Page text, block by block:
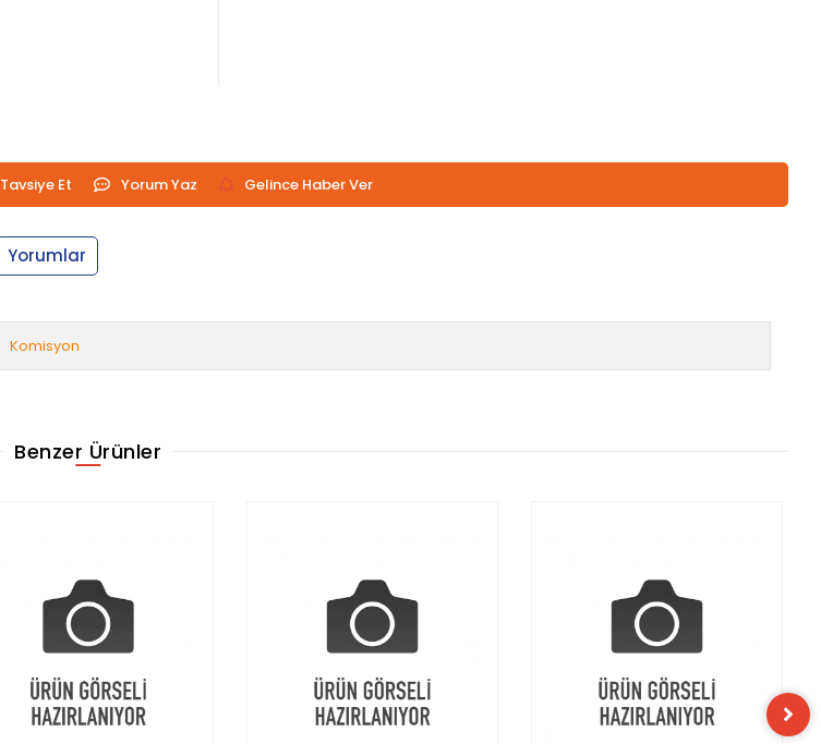
Tavsiye Et Yorum Yaz Gelince Haber Ver
Yorumlar
Komisyon
Benzer Ürünler